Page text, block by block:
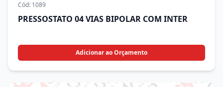
Cód: 1089
PRESSOSTATO 04 VIAS BIPOLAR COM INTER
Adicionar ao Orçamento